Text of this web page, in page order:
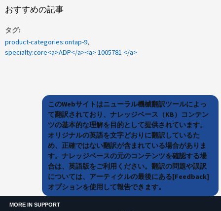
おすすめの記事
タグ
product-categories:ontap-9
specialty:core<a>ADP</a><a> 1005781 </a>
このWebサイトはニューラル機械翻訳ツールによっ
て翻訳されており、ナレッジベース（KB）コンテン
ツの基本的な理解を目的として提供されています。
オリジナルの英語を文字どおりに翻訳しているた
め、正確ではない翻訳が含まれている場合がありま
す。ナレッジベースの元のコンテンツを確認する場
合は、英語版をご利用ください。翻訳の問題や誤訳
については、アーティクルの最後にある[Feedback]
オプションを使用して報告できます。
MORE IN SUPPORT